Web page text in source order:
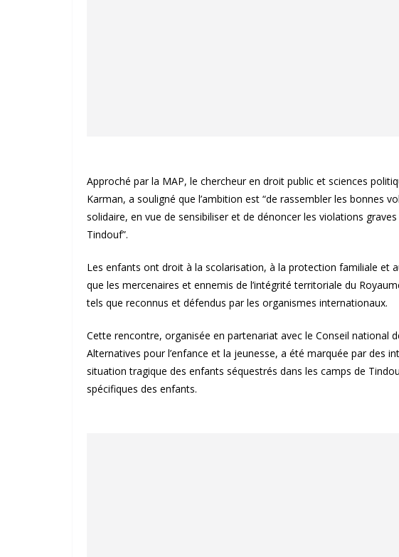
Approché par la MAP, le chercheur en droit public et sciences
Karman, a souligné que l’ambition est “de rassembler les bonnes
solidaire, en vue de sensibiliser et de dénoncer les violations
Tindouf”.
Les enfants ont droit à la scolarisation, à la protection familiale et
que les mercenaires et ennemis de l’intégrité territoriale du
tels que reconnus et défendus par les organismes internationaux.
Cette rencontre, organisée en partenariat avec le Conseil national
Alternatives pour l’enfance et la jeunesse, a été marquée par des
situation tragique des enfants séquestrés dans les camps de
spécifiques des enfants.